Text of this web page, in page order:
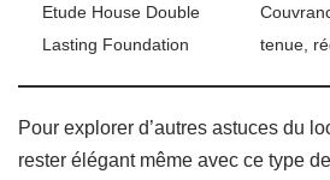
Etude House Double
Lasting Foundation
tenue,
Pour explorer d’autres astuces du
rester élégant même avec ce type